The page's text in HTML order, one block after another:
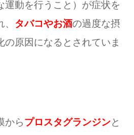
運動を行うこと）が症状を
タバコやお酒の過度な摂
の原因になるとされていま
からプロスタグランジンと